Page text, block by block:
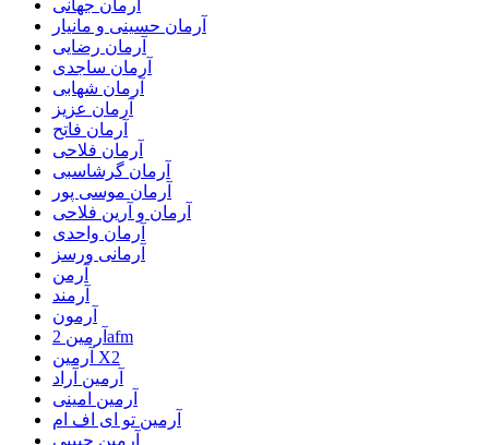
آرمان جهانی
آرمان حسینی و مانیار
آرمان رضایی
آرمان ساجدی
آرمان شهابی
آرمان عزیز
آرمان فاتح
آرمان فلاحی
آرمان گرشاسبی
آرمان موسی پور
آرمان و آرین فلاحی
آرمان واحدی
آرمانی ورسز
آرمن
آرمند
آرمون
آرمین 2afm
آرمین X2
آرمین آراد
آرمین امینی
آرمین تو ای اف ام
آرمین حبیبی